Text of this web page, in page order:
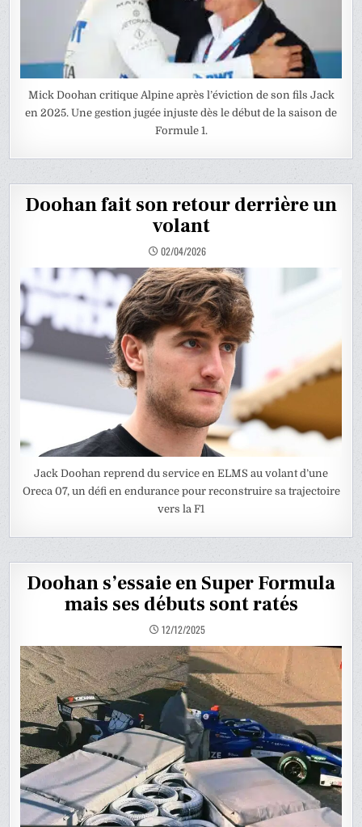
Mick Doohan critique Alpine après l’éviction de son fils Jack
en 2025. Une gestion jugée injuste dès le début de la saison de
Formule 1.
Doohan fait son retour derrière un
volant
02/04/2026
Jack Doohan reprend du service en ELMS au volant d’une
Oreca 07, un défi en endurance pour reconstruire sa trajectoire
vers la F1
Doohan s’essaie en Super Formula
mais ses débuts sont ratés
12/12/2025